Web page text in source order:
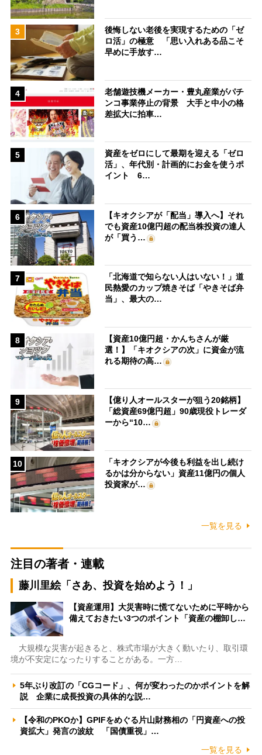
3
後悔しない老後を実現するための「ゼ
ロ活」の極意 「思い入れある品こそ
早めに手放す…
4
老舗遊技機メーカー・豊丸産業がパチ
ンコ事業停止の背景 大手と中小の格
差拡大に拍車…
5
資産をゼロにして最期を迎える「ゼロ
活」、年代別・計画的にお金を使うポ
イント 6…
6
【キオクシアが「配当」導入へ】それ
でも資産10億円超の配当株投資の達人
が「買う…
7
「北海道で知らない人はいない！」道
民熱愛のカップ焼きそば「やきそば弁
当」、最大の…
8
【資産10億円超・かんちさんが厳
選！】「キオクシアの次」に資金が流
れる期待の高…
9
【億り人オールスターが狙う20銘柄】
「総資産69億円超」90歳現役トレーダ
ーから“10…
10
「キオクシアが今後も利益を出し続け
るかは分からない」資産11億円の個人
投資家が…
一覧を見る
注目の著者・連載
藤川里絵「さあ、投資を始めよう！」
【資産運用】大災害時に慌てないために平時から
備えておきたい3つのポイント「資産の棚卸し…
大規模な災害が起きると、株式市場が大きく動いたり、取引環
境が不安定になったりすることがある。一方…
5年ぶり改訂の「CGコード」、何が変わったのかポイントを解
説 企業に成長投資の具体的な説…
【令和のPKOか】GPIFをめぐる片山財務相の「円資産への投
資拡大」発言の波紋 「国債重視」…
一覧を見る